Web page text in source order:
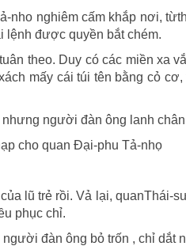
nho nghiêm cấm khắp nơi,
lệnh được quyền bắt chém.
theo. Duy có các miền xa
mấy cái túi tên bằng cỏ
người đàn ông lanh
cho quan Ðại-phu Tả-nhọ
lũ trẻ rồi. Vả lại, quanThái-
phục chỉ.
đàn ông bỏ trốn , chỉ dắt